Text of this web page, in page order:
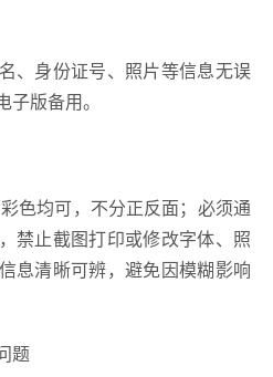
、身份证号、照片等信息无误
版备用。
色均可，不分正反面；必须通
禁止截图打印或修改字体、照
息清晰可辨，避免因模糊影响
题